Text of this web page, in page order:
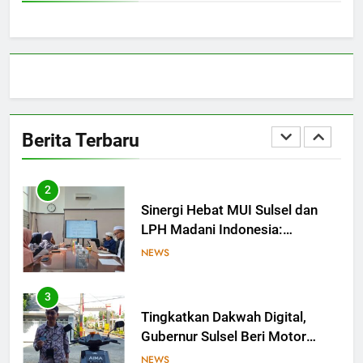
Berita Terbaru
Semen Tonasa
NEWS
Ingin Buktikan Toleransi Lewat
2
Sinergi Hebat MUI Sulsel dan
LPH Madani Indonesia:
Percepat Sertifikasi Halal, 4
NEWS
3
Tingkatkan Dakwah Digital,
Gubernur Sulsel Beri Motor
untuk Tim Media MUI Sulawesi
NEWS